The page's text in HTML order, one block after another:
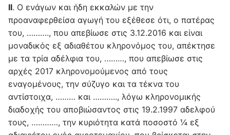
II. O ενάγων και ήδη εκκαλών με την
προαναφερθείσα αγωγή του εξέθεσε ότι, ο πατέρας
του, ………., που απεβίωσε στις 3.12.2016 και είναι
μοναδικός εξ αδιαθέτου κληρονόμος του, απέκτησε
με τα τρία αδέλφια του, ………, που απεβίωσε στις
αρχές 2017 κληρονομούμενος από τους
εναγομένους, την σύζυγο και τα τέκνα του
αντίστοιχα, ……… και ……….., λόγω κληρονομικής
διαδοχής του αποβιώσαντος στις 19.2.1997 αδελφού
τους, …………, την κυριότητα κατά ποσοστό ¼ εξ